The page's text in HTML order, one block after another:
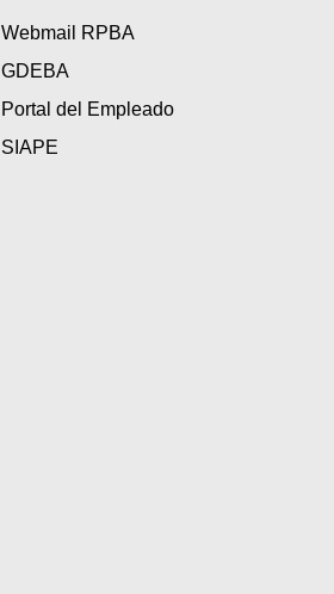
Webmail RPBA
GDEBA
Portal del Empleado
SIAPE